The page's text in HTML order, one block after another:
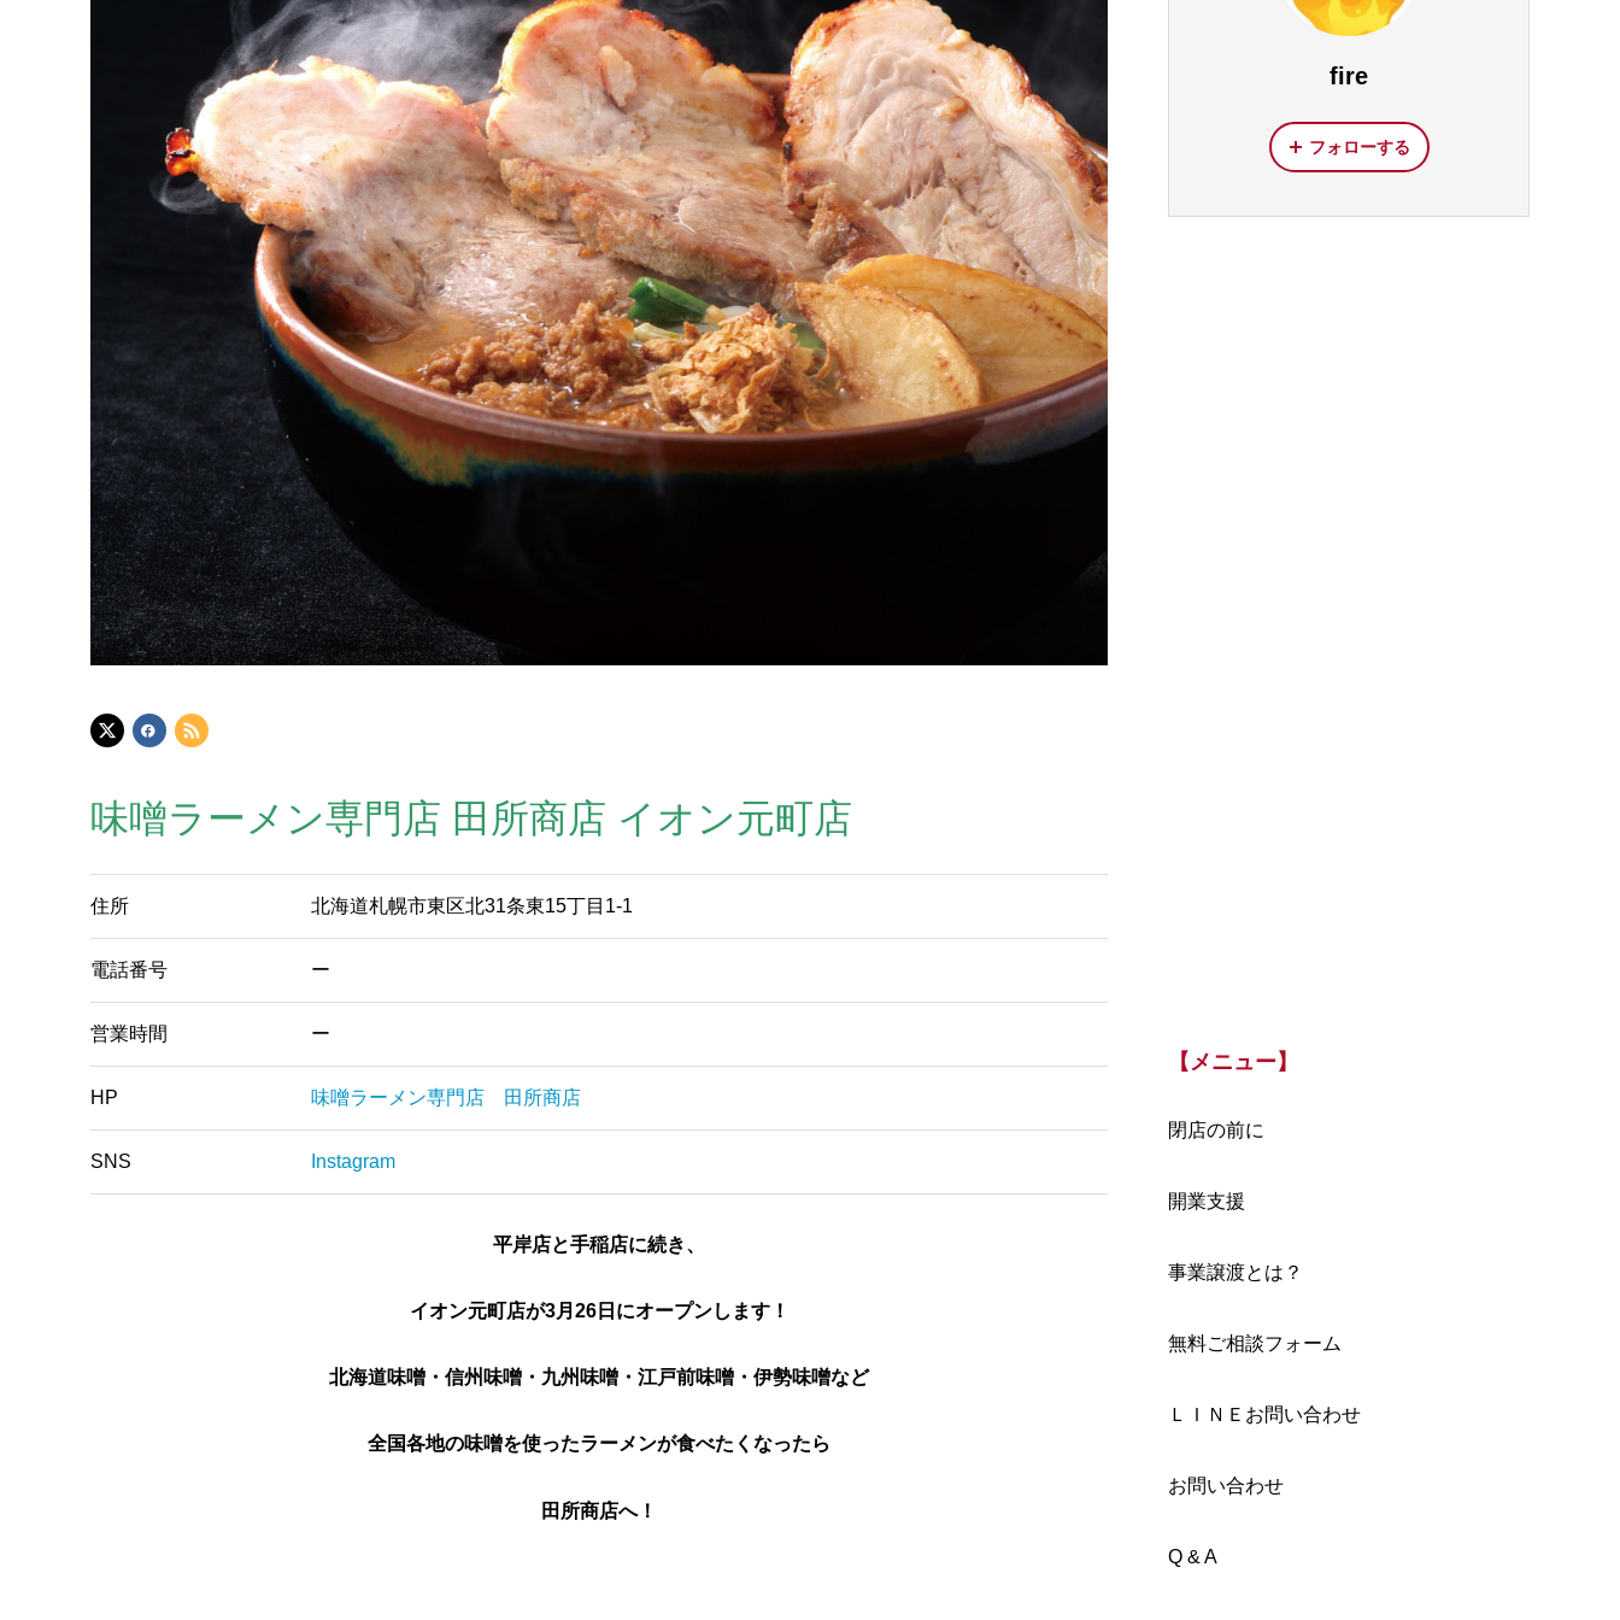
味噌ラーメン専門店 田所商店 イオン元町店
住所 北海道札幌市東区北31条東15丁目1-1
電話番号 ー
営業時間 ー
HP 味噌ラーメン専門店 田所商店
SNS Instagram
平岸店と手稲店に続き、
イオン元町店が3月26日にオープンします！
北海道味噌・信州味噌・九州味噌・江戸前味噌・伊勢味噌など
全国各地の味噌を使ったラーメンが食べたくなったら
田所商店へ！
fire
フォローする
【メニュー】
閉店の前に
開業支援
事業譲渡とは？
無料ご相談フォーム
ＬＩＮＥお問い合わせ
お問い合わせ
Q & A